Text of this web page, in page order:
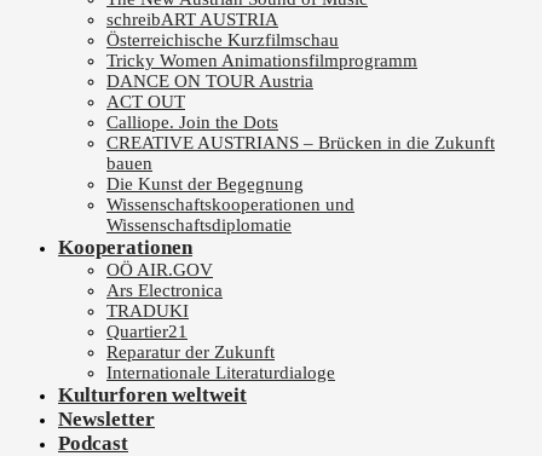
schreibART AUSTRIA
Österreichische Kurzfilmschau
Tricky Women Animationsfilmprogramm
DANCE ON TOUR Austria
ACT OUT
Calliope. Join the Dots
CREATIVE AUSTRIANS – Brücken in die Zukunft
bauen
Die Kunst der Begegnung
Wissenschaftskooperationen und
Wissenschaftsdiplomatie
Kooperationen
OÖ AIR.GOV
Ars Electronica
TRADUKI
Quartier21
Reparatur der Zukunft
Internationale Literaturdialoge
Kulturforen weltweit
Newsletter
Podcast